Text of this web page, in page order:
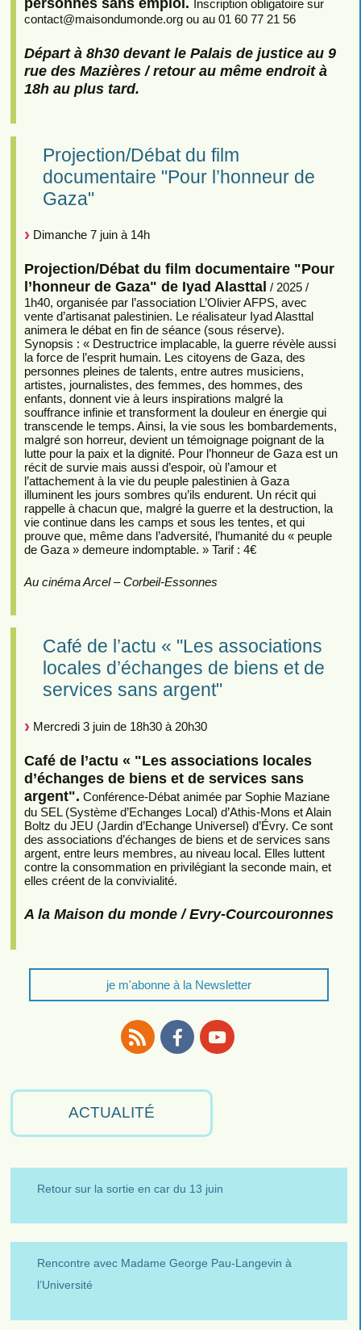
Inscription obligatoire sur
contact@maisondumonde.org ou au 01 60 77 21 56
Départ à 8h30 devant le Palais de justice au 9
rue des Mazières / retour au même endroit à
18h au plus tard.
Projection/Débat du film
documentaire "Pour l’honneur de
Gaza"
Dimanche 7 juin à 14h
Projection/Débat du film documentaire "Pour
l’honneur de Gaza" de Iyad Alasttal / 2025 /
1h40, organisée par l’association L’Olivier AFPS, avec
vente d’artisanat palestinien. Le réalisateur Iyad Alasttal
animera le débat en fin de séance (sous réserve).
Synopsis : « Destructrice implacable, la guerre révèle aussi
la force de l’esprit humain. Les citoyens de Gaza, des
personnes pleines de talents, entre autres musiciens,
artistes, journalistes, des femmes, des hommes, des
enfants, donnent vie à leurs inspirations malgré la
souffrance infinie et transforment la douleur en énergie qui
transcende le temps. Ainsi, la vie sous les bombardements,
malgré son horreur, devient un témoignage poignant de la
lutte pour la paix et la dignité. Pour l’honneur de Gaza est un
récit de survie mais aussi d’espoir, où l’amour et
l’attachement à la vie du peuple palestinien à Gaza
illuminent les jours sombres qu’ils endurent. Un récit qui
rappelle à chacun que, malgré la guerre et la destruction, la
vie continue dans les camps et sous les tentes, et qui
prouve que, même dans l’adversité, l’humanité du « peuple
de Gaza » demeure indomptable. » Tarif : 4€
Au cinéma Arcel – Corbeil-Essonnes
Café de l’actu « "Les associations
locales d’échanges de biens et de
services sans argent"
Mercredi 3 juin de 18h30 à 20h30
Café de l’actu « "Les associations locales
d’échanges de biens et de services sans
argent". Conférence-Débat animée par Sophie Maziane
du SEL (Système d’Echanges Local) d’Athis-Mons et Alain
Boltz du JEU (Jardin d’Echange Universel) d’Évry. Ce sont
des associations d’échanges de biens et de services sans
argent, entre leurs membres, au niveau local. Elles luttent
contre la consommation en privilégiant la seconde main, et
elles créent de la convivialité.
A la Maison du monde / Evry-Courcouronnes
je m'abonne à la Newsletter
ACTUALITÉ
Retour sur la sortie en car du 13 juin
Rencontre avec Madame George Pau-Langevin à
l’Université